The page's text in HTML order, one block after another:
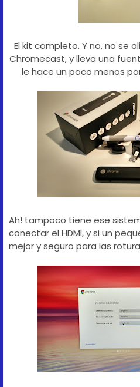
El kit completo. Y no, no se
Chromecast, y lleva una
le hace un poco menos
Ah! tampoco tiene ese
conectar el HDMI, y si un
mejor y seguro para las